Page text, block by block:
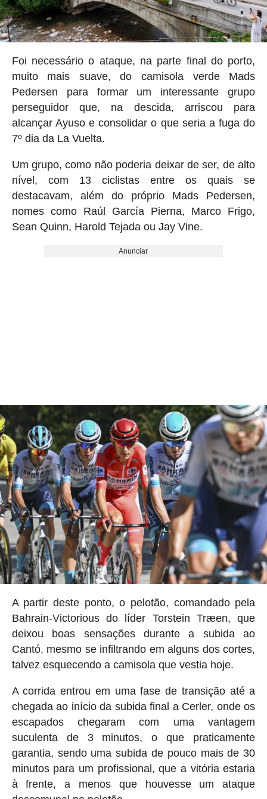
Foi necessário o ataque, na parte final do porto,
muito mais suave, do camisola verde Mads
Pedersen para formar um interessante grupo
perseguidor que, na descida, arriscou para
alcançar Ayuso e consolidar o que seria a fuga do
7º dia da La Vuelta.
Um grupo, como não poderia deixar de ser, de alto
nível, com 13 ciclistas entre os quais se
destacavam, além do próprio Mads Pedersen,
nomes como Raúl García Pierna, Marco Frigo,
Sean Quinn, Harold Tejada ou Jay Vine.
Anunciar
A partir deste ponto, o pelotão, comandado pela
Bahrain-Victorious do líder Torstein Træen, que
deixou boas sensações durante a subida ao
Cantó, mesmo se infiltrando em alguns dos cortes,
talvez esquecendo a camisola que vestia hoje.
A corrida entrou em uma fase de transição até a
chegada ao início da subida final a Cerler, onde os
escapados chegaram com uma vantagem
suculenta de 3 minutos, o que praticamente
garantia, sendo uma subida de pouco mais de 30
minutos para um profissional, que a vitória estaria
à frente, a menos que houvesse um ataque